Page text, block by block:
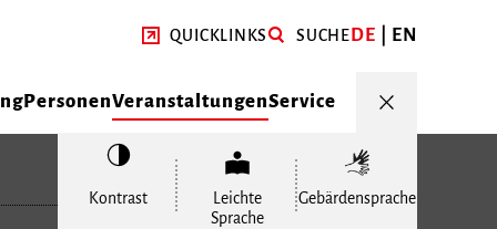
QUICKLINKS SUCHEDE EN
PersonenVeranstaltungenService
Kontrast
Leichte
Sprache
Gebärdensprache